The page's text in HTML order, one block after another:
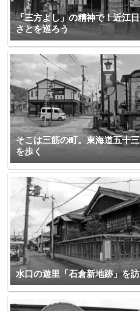
「三方よし」の精神で！近江
さとを巡ろう
そこは三筋の町。東海道五十三
を歩く
水口の遊里「石倉新地跡」を